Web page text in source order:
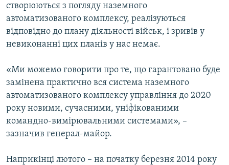
створюються з погляду наземного
автоматизованого комплексу, реалізуються
відповідно до плану діяльності військ, і зривів у
невиконанні цих планів у нас немає.
«Ми можемо говорити про те, що гарантовано буде
замінена практично вся система наземного
автоматизованого комплексу управління до 2020
року новими, сучасними, уніфікованими
командно-вимірювальними системами», –
зазначив генерал-майор.
Наприкінці лютого – на початку березня 2014 року